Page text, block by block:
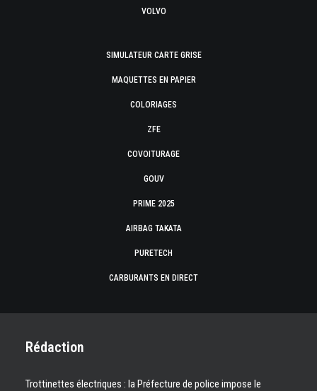
VOLVO
SIMULATEUR CARTE GRISE
MAQUETTES EN PAPIER
COLORIAGES
ZFE
COVOITURAGE
GOUV
PRIME 2025
AIRBAG TAKATA
PURETECH
CARBURANTS EN DIRECT
Rédaction
Trottinettes électriques : la Préfecture de police impose le